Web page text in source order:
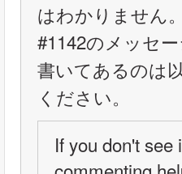
はわかりません
#1142のメッセ
書いてあるのは
ください。
If you don't see